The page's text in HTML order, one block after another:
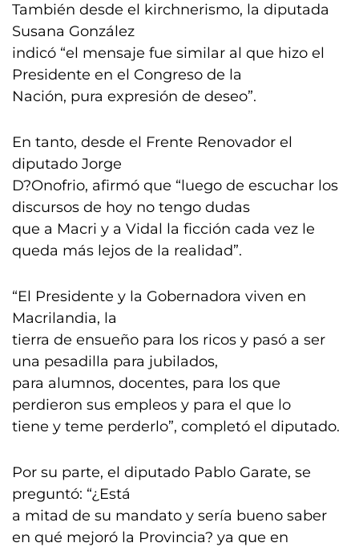
También desde el kirchnerismo, la diputada
Susana González
indicó “el mensaje fue similar al que hizo el
Presidente en el Congreso de la
Nación, pura expresión de deseo”.
En tanto, desde el Frente Renovador el
diputado Jorge
D?Onofrio, afirmó que “luego de escuchar los
discursos de hoy no tengo dudas
que a Macri y a Vidal la ficción cada vez le
queda más lejos de la realidad”.
“El Presidente y la Gobernadora viven en
Macrilandia, la
tierra de ensueño para los ricos y pasó a ser
una pesadilla para jubilados,
para alumnos, docentes, para los que
perdieron sus empleos y para el que lo
tiene y teme perderlo”, completó el diputado.
Por su parte, el diputado Pablo Garate, se
preguntó: “¿Está
a mitad de su mandato y sería bueno saber
en qué mejoró la Provincia? ya que en